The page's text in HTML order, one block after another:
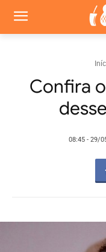
Confira
08:45 - 29/